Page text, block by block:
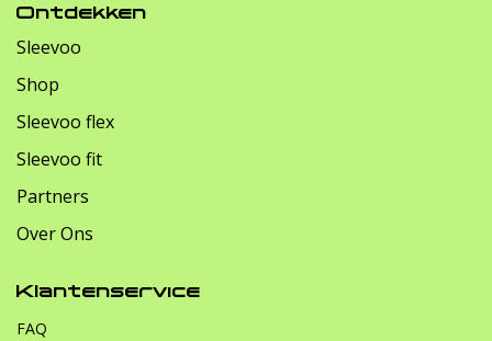
Ontdekken
Sleevoo
Shop
Sleevoo flex
Sleevoo fit
Partners
Over Ons
Klantenservice
FAQ